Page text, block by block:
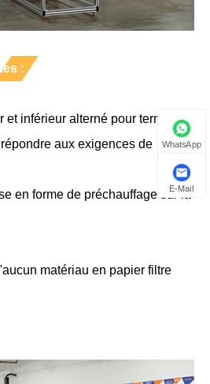
:
et inférieur alterné pour terminer
aux exigences de
en forme de préchauffage sur la
matériau en papier filtre
WhatsApp
E-Mail